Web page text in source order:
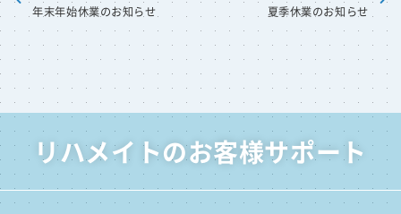
年末年始休業のお知らせ
夏季休業のお知らせ
リハメイトのお客様サポート